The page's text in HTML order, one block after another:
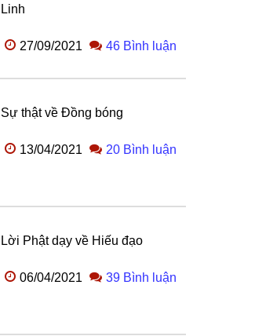
Linh
27/09/2021 46 Bình luận
Sự thật về Đồng bóng
13/04/2021 20 Bình luận
Lời Phật dạy về Hiếu đạo
06/04/2021 39 Bình luận